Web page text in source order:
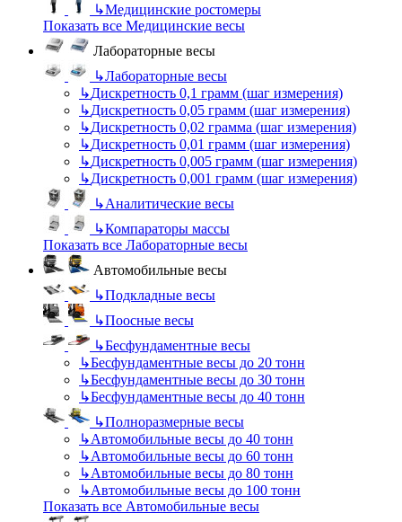
↳Медицинские ростомеры
Показать все Медицинские весы
Лабораторные весы
↳Лабораторные весы
↳Дискретность 0,1 грамм (шаг измерения)
↳Дискретность 0,05 грамм (шаг измерения)
↳Дискретность 0,02 грамма (шаг измерения)
↳Дискретность 0,01 грамм (шаг измерения)
↳Дискретность 0,005 грамм (шаг измерения)
↳Дискретность 0,001 грамм (шаг измерения)
↳Аналитические весы
↳Компараторы массы
Показать все Лабораторные весы
Автомобильные весы
↳Подкладные весы
↳Поосные весы
↳Бесфундаментные весы
↳Бесфундаментные весы до 20 тонн
↳Бесфундаментные весы до 30 тонн
↳Бесфундаментные весы до 40 тонн
↳Полноразмерные весы
↳Автомобильные весы до 40 тонн
↳Автомобильные весы до 60 тонн
↳Автомобильные весы до 80 тонн
↳Автомобильные весы до 100 тонн
Показать все Автомобильные весы